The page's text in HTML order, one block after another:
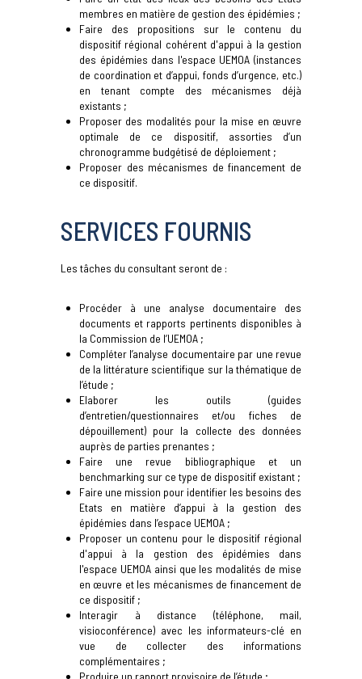
membres en matière de gestion des épidémies ;
Faire des propositions sur le contenu du
dispositif régional cohérent d'appui à la gestion
des épidémies dans l'espace UEMOA (instances
de coordination et d’appui, fonds d’urgence, etc.)
en tenant compte des mécanismes déjà
existants ;
Proposer des modalités pour la mise en œuvre
optimale de ce dispositif, assorties d’un
chronogramme budgétisé de déploiement ;
Proposer des mécanismes de financement de
ce dispositif.
SERVICES FOURNIS
Les tâches du consultant seront de :
Procéder à une analyse documentaire des
documents et rapports pertinents disponibles à
la Commission de l’UEMOA ;
Compléter l’analyse documentaire par une revue
de la littérature scientifique sur la thématique de
l’étude ;
Elaborer les outils (guides
d’entretien/questionnaires et/ou fiches de
dépouillement) pour la collecte des données
auprès de parties prenantes ;
Faire une revue bibliographique et un
benchmarking sur ce type de dispositif existant ;
Faire une mission pour identifier les besoins des
Etats en matière d’appui à la gestion des
épidémies dans l’espace UEMOA ;
Proposer un contenu pour le dispositif régional
d'appui à la gestion des épidémies dans
l'espace UEMOA ainsi que les modalités de mise
en œuvre et les mécanismes de financement de
ce dispositif ;
Interagir à distance (téléphone, mail,
visioconférence) avec les informateurs-clé en
vue de collecter des informations
complémentaires ;
Produire un rapport provisoire de l’étude ;